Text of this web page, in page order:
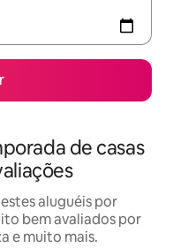
de casas
aluguéis por
bem avaliados por
e muito mais.